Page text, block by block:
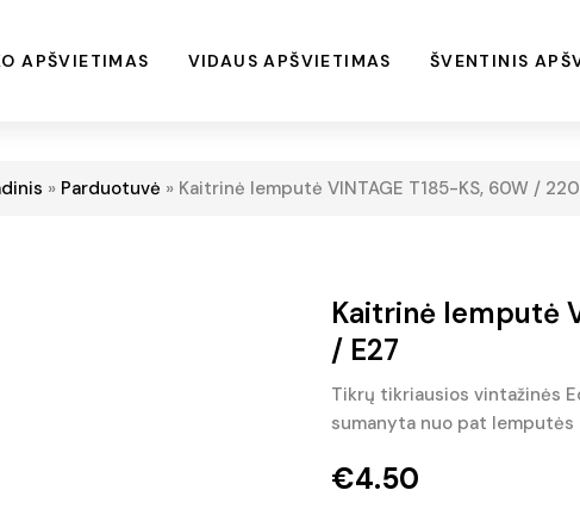
APŠVIETIMAS VIDAUS APŠVIETIMAS ŠVENTINIS
» Parduotuvė » Kaitrinė lemputė VINTAGE T185-KS, 60W /
Kaitrinė lemputė
/ E27
Tikrų tikriausios vintažinės
sumanyta nuo pat lemputės
€4.50